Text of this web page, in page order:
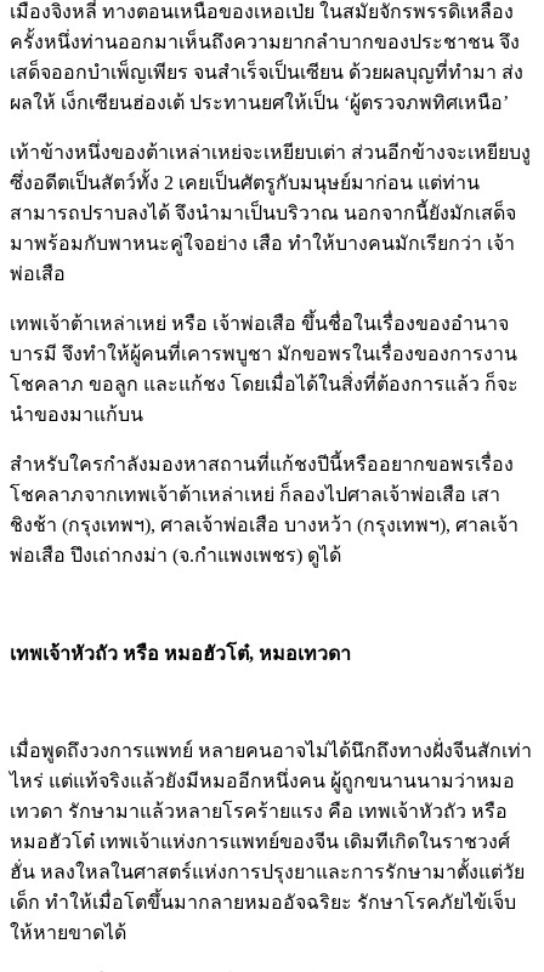
เมืองจิงหลี่ ทางตอนเหนือของเหอเป่ย ในสมัยจักรพรรดิเหลือง
ครั้งหนึ่งท่านออกมาเห็นถึงความยากลำบากของประชาชน จึง
เสด็จออกบำเพ็ญเพียร จนสำเร็จเป็นเซียน ด้วยผลบุญที่ทำมา ส่ง
ผลให้ เง็กเซียนฮ่องเต้ ประทานยศให้เป็น ‘ผู้ตรวจภพทิศเหนือ’
เท้าข้างหนึ่งของต้าเหล่าเหย่จะเหยียบเต่า ส่วนอีกข้างจะเหยียบงู
ซึ่งอดีตเป็นสัตว์ทั้ง 2 เคยเป็นศัตรูกับมนุษย์มาก่อน แต่ท่าน
สามารถปราบลงได้ จึงนำมาเป็นบริวาณ นอกจากนี้ยังมักเสด็จ
มาพร้อมกับพาหนะคู่ใจอย่าง เสือ ทำให้บางคนมักเรียกว่า เจ้า
พ่อเสือ
เทพเจ้าต้าเหล่าเหย่ หรือ เจ้าพ่อเสือ ขึ้นชื่อในเรื่องของอำนาจ
บารมี จึงทำให้ผู้คนที่เคารพบูชา มักขอพรในเรื่องของการงาน
โชคลาภ ขอลูก และแก้ชง โดยเมื่อได้ในสิ่งที่ต้องการแล้ว ก็จะ
นำของมาแก้บน
สำหรับใครกำลังมองหาสถานที่แก้ชงปีนี้หรืออยากขอพรเรื่อง
โชคลาภจากเทพเจ้าต้าเหล่าเหย่ ก็ลองไปศาลเจ้าพ่อเสือ เสา
ชิงช้า (กรุงเทพฯ), ศาลเจ้าพ่อเสือ บางหว้า (กรุงเทพฯ), ศาลเจ้า
พ่อเสือ ปึงเถ่ากงม่า (จ.กำแพงเพชร) ดูได้
เทพเจ้าหัวถัว หรือ หมอฮัวโต๋, หมอเทวดา
เมื่อพูดถึงวงการแพทย์ หลายคนอาจไม่ได้นึกถึงทางฝั่งจีนสักเท่า
ไหร่ แต่แท้จริงแล้วยังมีหมออีกหนึ่งคน ผู้ถูกขนานนามว่าหมอ
เทวดา รักษามาแล้วหลายโรคร้ายแรง คือ เทพเจ้าหัวถัว หรือ
หมอฮัวโต๋ เทพเจ้าแห่งการแพทย์ของจีน เดิมทีเกิดในราชวงศ์
ฮั่น หลงใหลในศาสตร์แห่งการปรุงยาและการรักษามาตั้งแต่วัย
เด็ก ทำให้เมื่อโตขึ้นมากลายหมออัจฉริยะ รักษาโรคภัยไข้เจ็บ
ให้หายขาดได้